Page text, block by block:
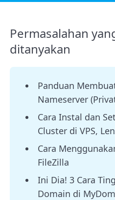
Permasalahan
ditanyakan
Panduan
Nameserver
Cara Instal dan
Cluster di VPS,
Cara
FileZilla
Ini Dia! 3 Cara
Domain di